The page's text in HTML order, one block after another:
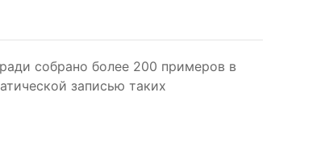
собрано более 200 примеров в
записью таких